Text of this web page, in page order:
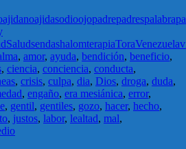
noajidasodioojopadrepadrespalabra
SaludsendashalomterapiaToraVenezuela
, amor, ayuda, bendición, beneficio,
, ciencia, conciencia, conducta,
, crisis, culpa, dia, Dios, droga, duda,
, engaño, era mesiánica, error,
, gentil, gentiles, gozo, hacer, hecho,
, justos, labor, lealtad, mal,